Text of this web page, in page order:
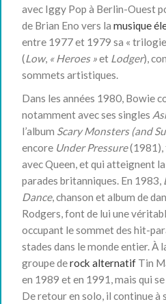
avec Iggy Pop à Berlin-Ouest
de Brian Eno vers la musique
entre 1977 et 1979 sa «
(Low, « Heroes »et Lodger),
sommets artistiques.
Dans les années 1980, Bowie
notamment avec ses singles
l’album Scary Monsters (and
encore Under Pressure(1981),
avec Queen, et qui atteignent
parades britanniques. En 1983,
Dance, chanson et album de
Rodgers, font de lui une
occupant le sommet des hit-
stades dans le monde entier. À
groupe derock alternatif Tin
en 1989 et en 1991, mais qui
De retour en solo, il continue à